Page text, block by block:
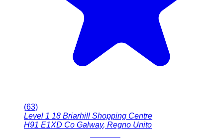
(63)
Level 1 18 Briarhill Shopping Centre
H91 E1XD Co Galway, Regno Unito